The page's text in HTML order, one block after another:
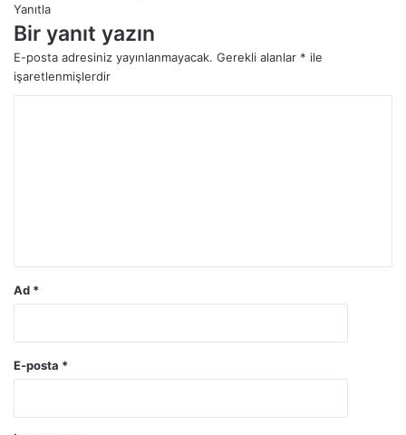
Yanıtla
Bir yanıt yazın
E-posta adresiniz yayınlanmayacak. Gerekli alanlar * ile
işaretlenmişlerdir
Ad *
E-posta *